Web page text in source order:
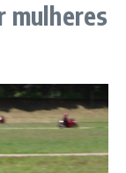
mulheres